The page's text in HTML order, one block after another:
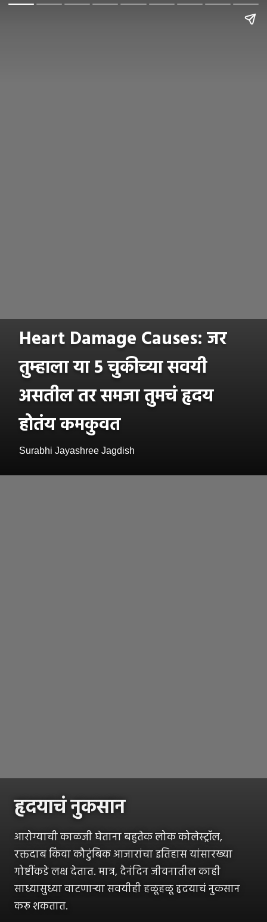
Heart Damage Causes: जर
तुम्हाला या 5 चुकीच्या सवयी
असतील तर समजा तुमचं हृदय
होतंय कमकुवत
Surabhi Jayashree Jagdish
हृदयाचं नुकसान
आरोग्याची काळजी घेताना बहुतेक लोक कोलेस्ट्रॉल,
रक्तदाब किंवा कौटुंबिक आजारांचा इतिहास यांसारख्या
गोष्टींकडे लक्ष देतात. मात्र, दैनंदिन जीवनातील काही
साध्यासुध्या वाटणाऱ्या सवयीही हळूहळू हृदयाचं नुकसान
करू शकतात.